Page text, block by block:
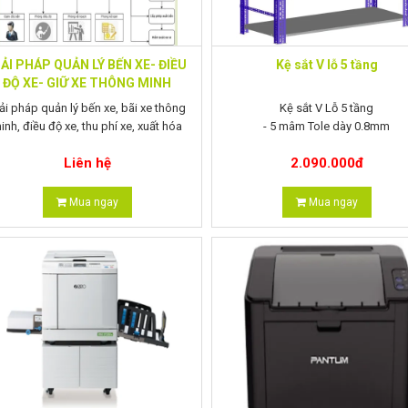
PHÁP QUẢN LÝ BẾN XE- ĐIỀU
ĐỘ XE- GIỮ XE THÔNG MINH
pháp quản lý bến xe, bãi xe thông
điều độ xe, thu phí xe, xuất hóa
Liên hệ
Mua ngay
Kệ sắt V lỗ 5 tầng
Kệ sắt V Lỗ 5 tầng
- 5 mâm Tole dày 0.8mm
2.090.000đ
Mua ngay